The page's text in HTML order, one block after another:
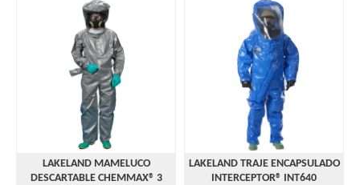
LAKELAND MAMELUCO
DESCARTABLE CHEMMAX® 3
LAKELAND TRAJE ENCAPSULADO
INTERCEPTOR® INT640